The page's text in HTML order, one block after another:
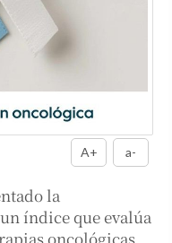
A+ a-
la
índice que evalúa
oncológicas